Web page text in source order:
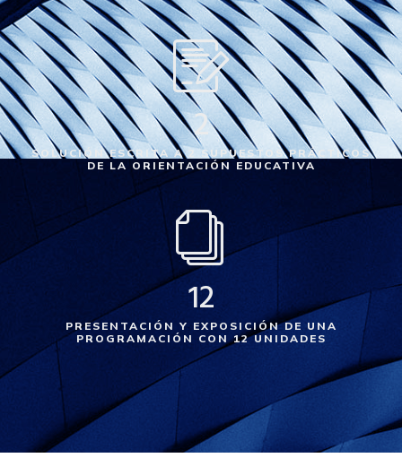
2
SOLUCIÓN ESCRITA A 2 SUPUESTOS PRÁCTICOS
DE LA ORIENTACIÓN EDUCATIVA
12
PRESENTACIÓN Y EXPOSICIÓN DE UNA
PROGRAMACIÓN CON 12 UNIDADES